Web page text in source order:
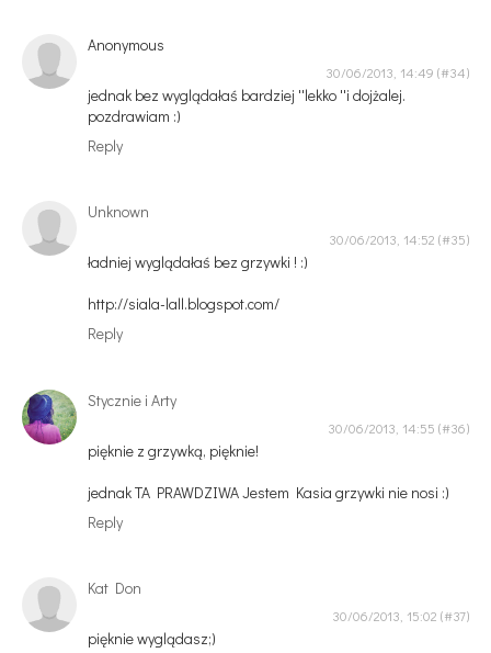
Anonymous
30/06/2013, 14:49
jednak bez wyglądałaś bardziej ''lekko ''i dojżalej.
pozdrawiam :)
Reply
Unknown
30/06/2013, 14:52
ładniej wyglądałaś bez grzywki ! :)
http://siala-lall.blogspot.com/
Reply
Stycznie i Arty
30/06/2013, 14:55
pięknie z grzywką, pięknie!
jednak TA PRAWDZIWA Jestem Kasia grzywki nie nosi :)
Reply
Kat Don
30/06/2013, 15:02
pięknie wyglądasz;)